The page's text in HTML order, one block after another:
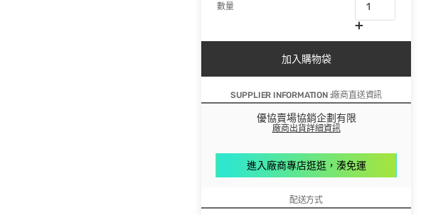
數量
加入購物袋
SUPPLIER INFORMATION :廠商直送資訊
優協賣場協銷企劃有限
廠商出貨詳細資訊
進入廠商專店逛逛，湊免運
配送方式